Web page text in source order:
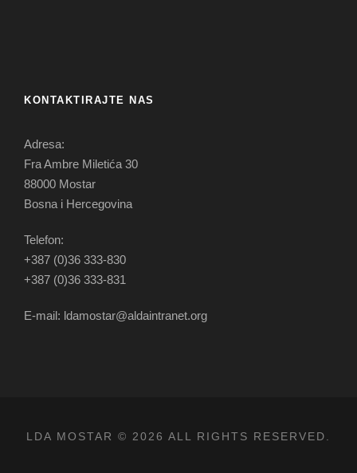
KONTAKTIRAJTE NAS
Adresa:
Fra Ambre Miletića 30
88000 Mostar
Bosna i Hercegovina
Telefon:
+387 (0)36 333-830
+387 (0)36 333-831
E-mail: ldamostar@aldaintranet.org
LDA MOSTAR © 2026 ALL RIGHTS RESERVED.